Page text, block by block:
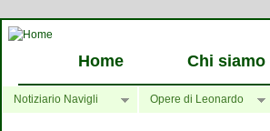
Home Chi siamo
Notiziario Navigli Opere di Leonardo